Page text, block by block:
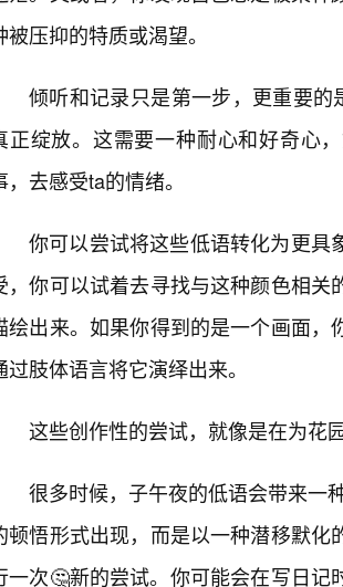
被压抑的特质或渴望。
倾听和记录只是第一步，更重要的
正绽放。这需要一种耐心和好奇心
，去感受ta的情绪。
你可以尝试将这些低语转化为更具
，你可以试着去寻找与这种颜色相
绘出来。如果你得到的是一个画面
过肢体语言将它演绎出来。
这些创作性的尝试，就像是在为花
很多时候，子午夜的低语会带来一
顿悟形式出现，而是以一种潜移默
一次🤔新的尝试。你可能会在写日